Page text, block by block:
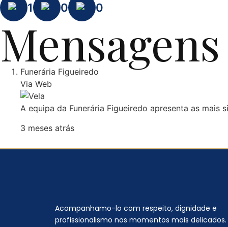
1 0 0
Funerária Figueiredo
Via Web
A equipa da Funerária Figueiredo apresenta as mais
3 meses atrás
Acompanhamo-lo com respeito, dignidade e
profissionalismo nos momentos mais delicados.